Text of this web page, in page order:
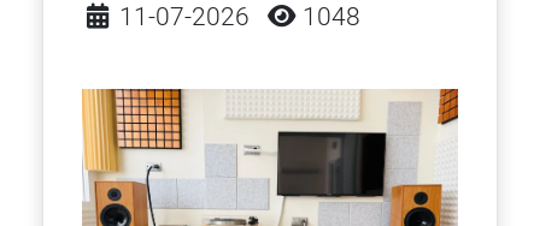
Detalles
11-07-2026 1048